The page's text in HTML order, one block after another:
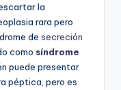
la
rara pero
de secreción
como síndrome
puede presentar
péptica, pero es